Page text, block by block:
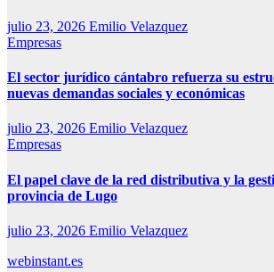
julio 23, 2026 Emilio Velazquez
Empresas
El sector jurídico cántabro refuerza su
nuevas demandas sociales y económicas
julio 23, 2026 Emilio Velazquez
Empresas
El papel clave de la red distributiva y la
provincia de Lugo
julio 23, 2026 Emilio Velazquez
webinstant.es